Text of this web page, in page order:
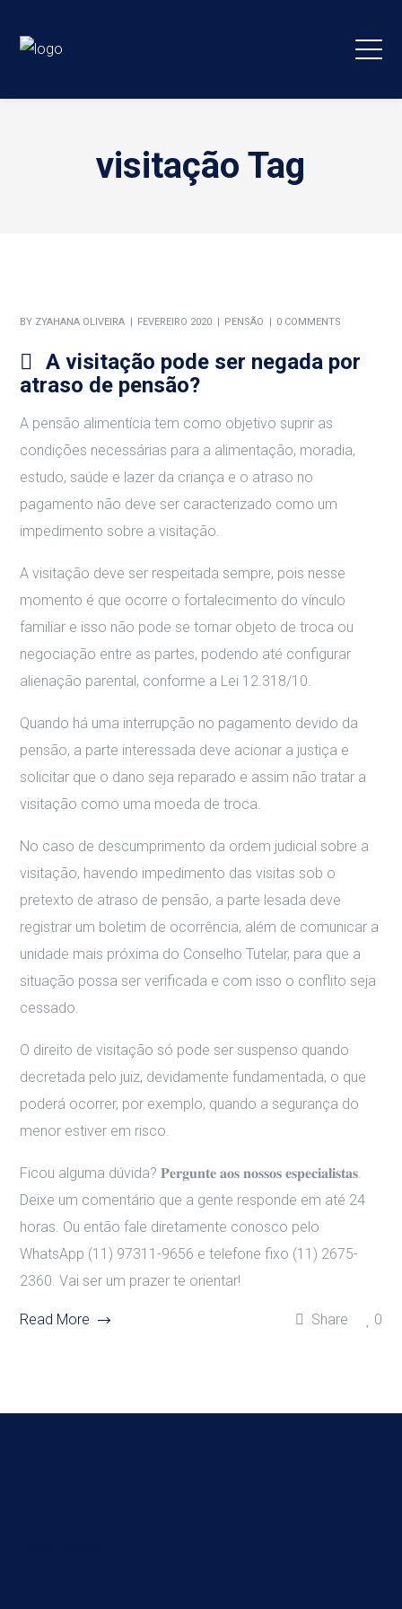
visitação Tag
BY ZYAHANA OLIVEIRA FEVEREIRO 2020 PENSÃO 0 COMMENTS
A visitação pode ser negada por
atraso de pensão?
A pensão alimentícia tem como objetivo suprir as
condições necessárias para a alimentação, moradia,
estudo, saúde e lazer da criança e o atraso no
pagamento não deve ser caracterizado como um
impedimento sobre a visitação.
A visitação deve ser respeitada sempre, pois nesse
momento é que ocorre o fortalecimento do vínculo
familiar e isso não pode se tornar objeto de troca ou
negociação entre as partes, podendo até configurar
alienação parental, conforme a Lei 12.318/10.
Quando há uma interrupção no pagamento devido da
pensão, a parte interessada deve acionar a justiça e
solicitar que o dano seja reparado e assim não tratar a
visitação como uma moeda de troca.
No caso de descumprimento da ordem judicial sobre a
visitação, havendo impedimento das visitas sob o
pretexto de atraso de pensão, a parte lesada deve
registrar um boletim de ocorrência, além de comunicar a
unidade mais próxima do Conselho Tutelar, para que a
situação possa ser verificada e com isso o conflito seja
cessado.
O direito de visitação só pode ser suspenso quando
decretada pelo juiz, devidamente fundamentada, o que
poderá ocorrer, por exemplo, quando a segurança do
menor estiver em risco.
Ficou alguma dúvida? 𝐏𝐞𝐫𝐠𝐮𝐧𝐭𝐞 𝐚𝐨𝐬 𝐧𝐨𝐬𝐬𝐨𝐬 𝐞𝐬𝐩𝐞𝐜𝐢𝐚𝐥𝐢𝐬𝐭𝐚𝐬.
Deixe um comentário que a gente responde em até 24
horas. Ou então fale diretamente conosco pelo
WhatsApp (11) 97311-9656 e telefone fixo (11) 2675-
2360. Vai ser um prazer te orientar!
Read More Share 0